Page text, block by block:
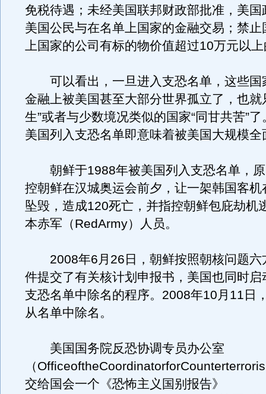
免税待遇；未经美国联邦财政部批准，美国
美国公民与在名单上国家的金融交易；禁止
上国家的公司有标的物价值超过10万元以
可以看出，一旦进入支恐名单，这些国
金融上被美国甚至大部分世界孤立了，也就
生”或者与少数境况类似的国家“同甘共苦”
美国列入支恐名单即意味着被美国大规模全
朝鲜于1988年被美国列入支恐名单，原
控朝鲜在汉城奥运会前夕，让一架韩国客机
坠毁，造成120死亡，并指控朝鲜包庇劫机
本赤军（RedArmy）人员。
2008年6月26日，朝鲜按照朝核问题六
件提交了有关核计划申报书，美国也同时启
支恐名单中除名的程序。2008年10月11日
从名单中除名。
美国国务院反恐协调专员办公室
（
交给国会一个《恐怖主义国别报告》